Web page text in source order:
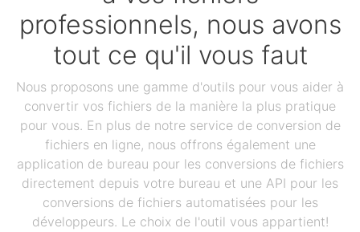
professionnels, nous avons
tout ce qu'il vous faut
Nous proposons une gamme d'outils pour vous aider à
convertir vos fichiers de la manière la plus pratique
pour vous. En plus de notre service de conversion de
fichiers en ligne, nous offrons également une
application de bureau pour les conversions de fichiers
directement depuis votre bureau et une API pour les
conversions de fichiers automatisées pour les
développeurs. Le choix de l'outil vous appartient!